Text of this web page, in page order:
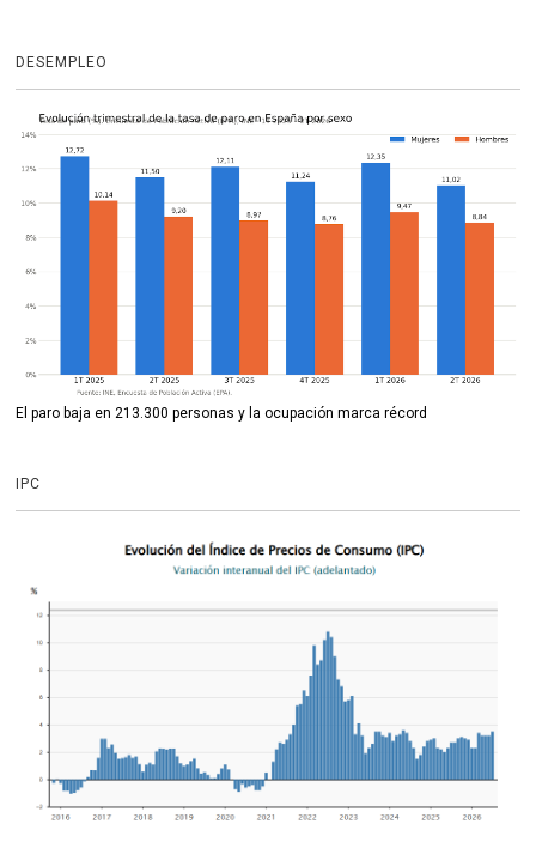
DESEMPLEO
El paro baja en 213.300 personas y la ocupación marca récord
IPC